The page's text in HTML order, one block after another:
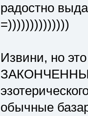
радостно
=))))))))))))))
Извини, но
обычные